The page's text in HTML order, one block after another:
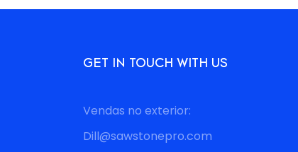
cliente comprou 2 unidades no segundo lote
GET IN TOUCH WITH US
Vendas no exterior:
Dill@sawstonepro.com